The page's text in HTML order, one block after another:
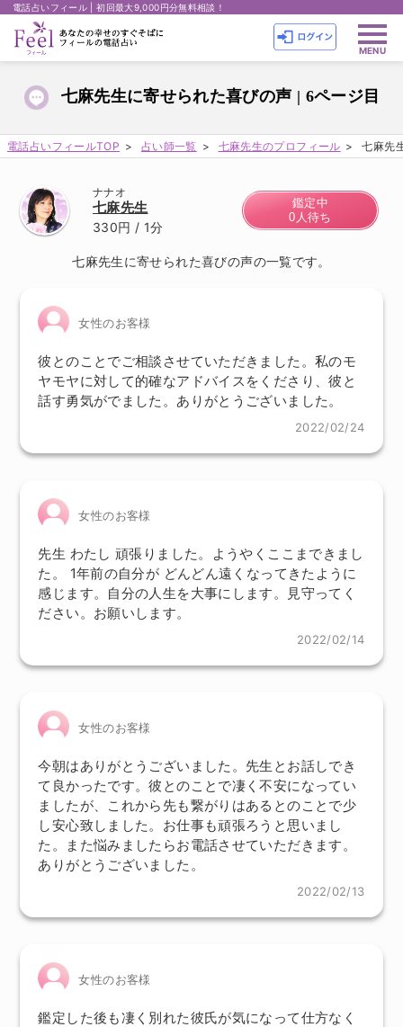
電話占いフィール | 初回最大9,000円分無料相談！
七麻先生に寄せられた喜びの声 | 6ページ目
電話占いフィールTOP 占い師一覧 七麻先生のプロフィール 七麻先
ナナオ
七麻先生
330円 / 1分
鑑定中
0人待ち
七麻先生に寄せられた喜びの声の一覧です。
女性のお客様
彼とのことでご相談させていただきました。私のモ
ヤモヤに対して的確なアドバイスをくださり、彼と
話す勇気がでました。ありがとうございました。
2022/02/24
女性のお客様
先生 わたし 頑張りました。ようやくここまできまし
た。 1年前の自分が どんどん遠くなってきたように
感じます。自分の人生を大事にします。見守ってく
ださい。お願いします。
2022/02/14
女性のお客様
今朝はありがとうございました。先生とお話しでき
て良かったです。彼とのことで凄く不安になってい
ましたが、これから先も繋がりはあるとのことで少
し安心致しました。お仕事も頑張ろうと思いまし
た。また悩みましたらお電話させていただきます。
ありがとうございました。
2022/02/13
女性のお客様
鑑定した後も凄く別れた彼氏が気になって仕方なく